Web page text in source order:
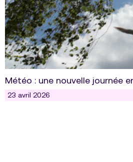
Météo : une nouvelle journée
23 avril 2026